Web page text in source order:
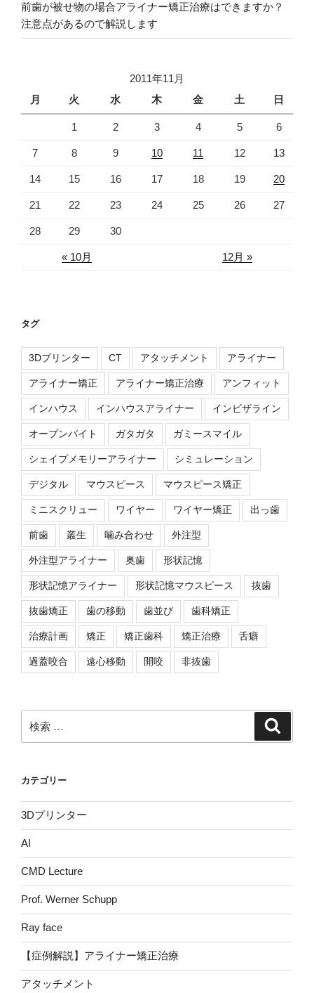
前歯が被せ物の場合アライナー矯正治療はできますか？
注意点があるので解説します
2011年11月
月
火 水 木 金 土 日
« 10月 12月 »
1 2 3 4 5 6
7 8 9 10 11 12 13
14 15 16 17 18 19 20
21 22 23 24 25 26 27
28 29 30
タグ
3Dプリンター CT アタッチメント アライナー
アライナー矯正 アライナー矯正治療 アンフィット
インハウス インハウスアライナー インビザライン
オープンバイト ガタガタ ガミースマイル
シェイプメモリーアライナー シミュレーション
デジタル マウスピース マウスピース矯正
ミニスクリュー ワイヤー ワイヤー矯正 出っ歯
前歯 叢生 噛み合わせ 外注型
外注型アライナー 奥歯 形状記憶
形状記憶アライナー 形状記憶マウスピース 抜歯
抜歯矯正 歯の移動 歯並び 歯科矯正
治療計画 矯正 矯正歯科 矯正治療 舌癖
過蓋咬合 遠心移動 開咬 非抜歯
索:
カテゴリー
3Dプリンター
AI
CMD Lecture
Prof. Werner Schupp
Ray face
【症例解説】アライナー矯正治療
アタッチメント